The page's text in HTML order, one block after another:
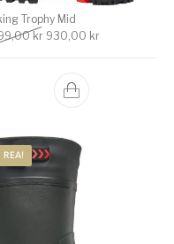
kr.
är: 930,00 kr.
Trophy Mid
kr Det ursprungliga priset
930,00 krDet
REA!